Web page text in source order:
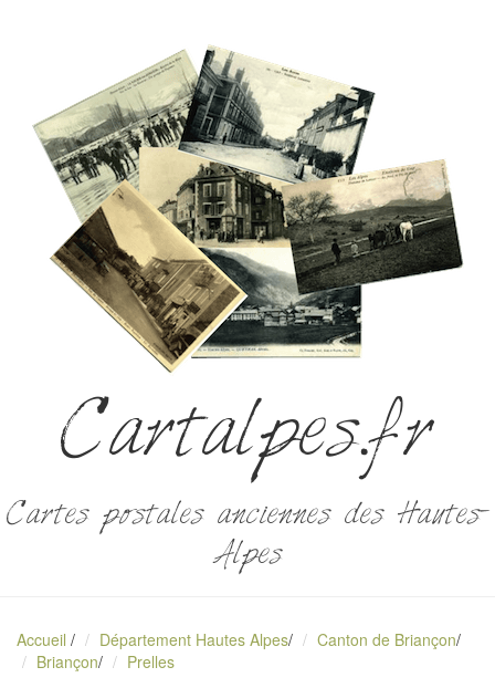
Cartalpes.fr
Cartes postales anciennes des Hautes-
Alpes
Accueil / Département Hautes Alpes/ Canton de Briançon/
Briançon/ Prelles